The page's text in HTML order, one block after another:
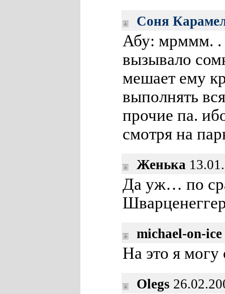
Соня
Абу: мрммм. .
вызывало
мешает ему
выполнять
прочие па.
смотря на
Женька
Да уж… по
michael-on-ice
На это я могу
Olegs